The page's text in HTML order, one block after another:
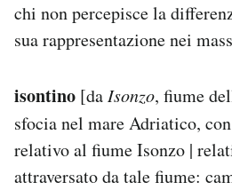
chi non percepisce la
sua rappresentazione nei
isontino [daIsonzo, fiume
sfocia nel mare Adriatico, con
relativo al fiume Isonzo |
attraversato da tale fiume: